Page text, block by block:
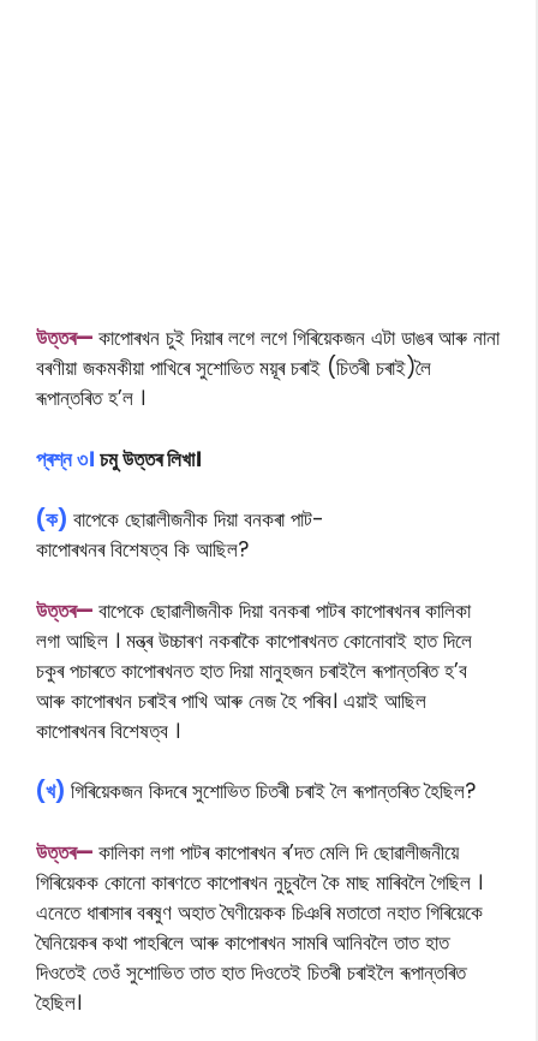
উত্তৰ— কাপােৰখন চুই দিয়াৰ লগে লগে গিৰিয়েকজন এটা ডাঙৰ আৰু নানা
বৰণীয়া জকমকীয়া পাখিৰে সুশােভিত ময়ূৰ চৰাই (চিতৰী চৰাই)লৈ
ৰূপান্তৰিত হ’ল ।
প্ৰশ্ন ৩। চমু উত্তৰ লিখা।
(ক) বাপেকে ছোৱালীজনীক দিয়া বনকৰা পাট-
কাপোৰখনৰ বিশেষত্ব কি আছিল?
উত্তৰ— বাপেকে ছােৱালীজনীক দিয়া বনকৰা পাটৰ কাপােৰখনৰ কালিকা
লগা আছিল । মন্ত্ৰ উচ্চাৰণ নকৰাকৈ কাপোৰখনত কোনোবাই হাত দিলে
চকুৰ পচাৰতে কাপোৰখনত হাত দিয়া মানুহজন চৰাইলৈ ৰূপান্তৰিত হ’ব
আৰু কাপোৰখন চৰাইৰ পাখি আৰু নেজ হৈ পৰিব। এয়াই আছিল
কাপোৰখনৰ বিশেষত্ব ।
(খ) গিৰিয়েকজন কিদৰে সুশোভিত চিতৰী চৰাই লৈ ৰূপান্তৰিত হৈছিল?
উত্তৰ— কালিকা লগা পাটৰ কাপােৰখন ৰ’দত মেলি দি ছােৱালীজনীয়ে
গিৰিয়েকক কোনাে কাৰণতে কাপােৰখন নুচুবলৈ কৈ মাছ মাৰিবলৈ গৈছিল ।
এনেতে ধাৰাসাৰ বৰষুণ অহাত ঘৈণীয়েকক চিঞৰি মতাতাে নহাত গিৰিয়েকে
ঘৈনিয়েকৰ কথা পাহৰিলে আৰু কাপোৰখন সামৰি আনিবলৈ তাত হাত
দিওতেই তেওঁ সুশােভিত তাত হাত দিওতেই চিতৰী চৰাইলৈ ৰূপান্তৰিত
হৈছিল।